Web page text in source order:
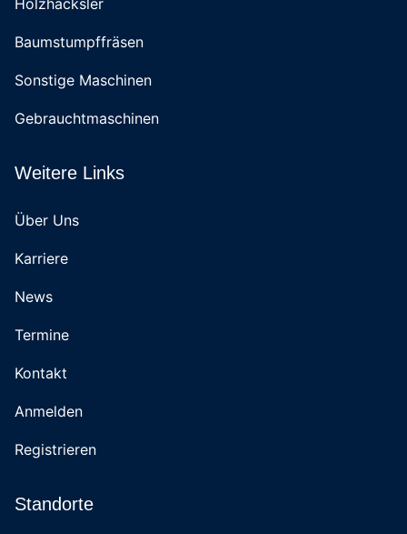
Holzhäcksler
Baumstumpffräsen
Sonstige Maschinen
Gebrauchtmaschinen
Weitere Links
Über Uns
Karriere
News
Termine
Kontakt
Anmelden
Registrieren
Standorte